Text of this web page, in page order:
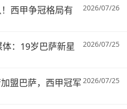
西甲争冠格局有
2026/07/26
：19岁巴萨新星
2026/07/25
盟巴萨，西甲冠军 2026/07/25